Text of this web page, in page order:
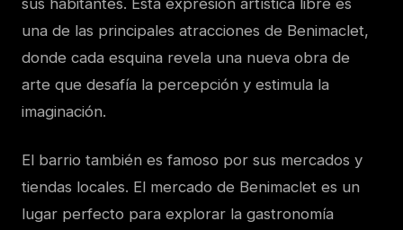
una de las principales atracciones de Benimaclet,
donde cada esquina revela una nueva obra de
arte que desafía la percepción y estimula la
imaginación.
El barrio también es famoso por sus mercados y
tiendas locales. El mercado de Benimaclet es un
lugar perfecto para explorar la gastronomía